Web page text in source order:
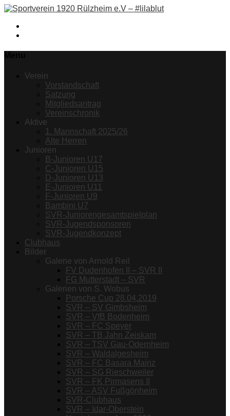
Verein
Vorstandschaft
Satzung
Mitgliedsantrag
Vereinschronik
Aktive
1. Mannschaft 2025/26
Alte Herren
Junioren
B-Junioren U17
C-Junioren U15
D-Junioren U13
E-Junioren U11
F-Junioren U9
Bambini U7
SVR-Juniorengesamtspielplan
SVR-Jugendsponsoren
SVR-Jugendkonzept
Clubhaus
Bilder
Galerie von Arnold Reil
FV Dudenhofen II – SVR II
FG Mutterstadt – SVR
Galerien von S. Wobus
Porsche Cup 28.04.2019
SVR – SV Gimbsheim
SVR – VfB Bodenheim
SVR – FC Speyer
SVR – TB Jahn Zeiskam
SVR – TSV Gau-Odernheim
SVR – Waldalgesheim
SVR – FC Basara Mainz
SVR – SG Rieschweiler
SVR – FK Pirmasens II
SVR – ASV Fußgönheim
SVR-Clubhaus
SVR – Idar-Oberstein